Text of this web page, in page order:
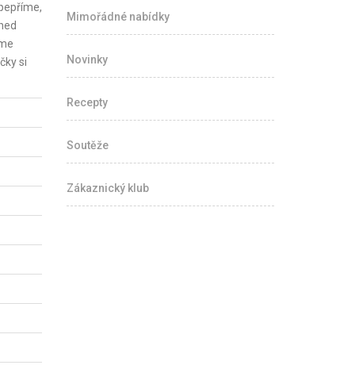
si
Mimořádné nabídky
Novinky
Recepty
Soutěže
Zákaznický klub